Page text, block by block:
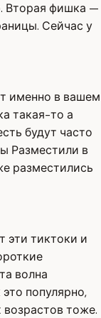
Вторая фишка —
Сейчас у
именно в вашем
такая-то а
будут часто
Разместили в
разместились
эти тиктоки и
волна
популярно,
тоже.